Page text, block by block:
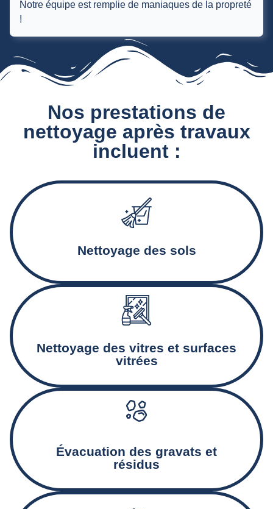
!
Nos prestations de
nettoyage après travaux
incluent :
Nettoyage des sols
Aspiration et décapage des sols, traitement des résidus et
Nettoyage des vitres et surfaces
vitrées
Évacuation des gravats et
résidus
issus du chantier.